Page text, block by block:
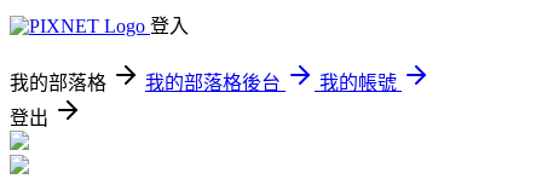
登入
我的部落格 我的部落格後台
我的帳號
登出